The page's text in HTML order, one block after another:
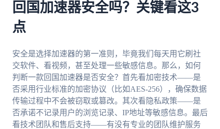
回国加速器安全吗？关键看这3
点
安全是选择加速器的第一准则，毕竟我们每天用它刷社
交软件、看视频，甚至处理一些敏感信息。那么，如何
判断一款回国加速器是否安全？首先看加密技术——是
否采用行业标准的加密协议（比如AES-256），确保数据
传输过程中不会被窃取或篡改。其次看隐私政策——是
否承诺不记录用户的浏览记录、IP地址等敏感信息。最后
看技术团队和售后支持——有没有专业的团队维护服务